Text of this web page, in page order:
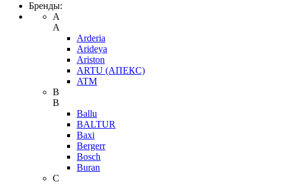
Бренды:
A
A
Arderia
Arideya
Ariston
ARTU (АПЕКС)
ATM
B
B
Ballu
BALTUR
Baxi
Bergerr
Bosch
Buran
C